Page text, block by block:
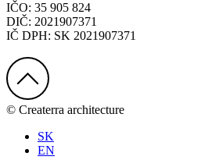
IČO: 35 905 824
DIČ: 2021907371
IČ DPH: SK 2021907371
© Createrra architecture
SK
EN